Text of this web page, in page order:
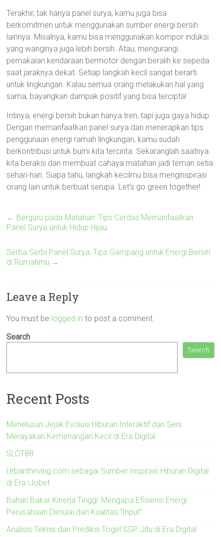
Terakhir, tak hanya panel surya, kamu juga bisa
berkomitmen untuk menggunakan sumber energi bersih
lainnya. Misalnya, kamu bisa menggunakan kompor induksi
yang wanginya juga lebih bersih. Atau, mengurangi
pemakaian kendaraan bermotor dengan beralih ke sepeda
saat jaraknya dekat. Setiap langkah kecil sangat berarti
untuk lingkungan. Kalau semua orang melakukan hal yang
sama, bayangkan dampak positif yang bisa tercipta!
Intinya, energi bersih bukan hanya tren, tapi juga gaya hidup.
Dengan memanfaatkan panel surya dan menerapkan tips
penggunaan energi ramah lingkungan, kamu sudah
berkontribusi untuk bumi kita tercinta. Sekaranglah saatnya
kita beraksi dan membuat cahaya matahari jadi teman setia
sehari-hari. Siapa tahu, langkah kecilmu bisa menginspirasi
orang lain untuk berbuat serupa. Let’s go green together!
← Berguru pada Matahari: Tips Cerdas Memanfaatkan
Panel Surya untuk Hidup Hijau
Serba Serbi Panel Surya: Tips Gampang untuk Energi Bersih
di Rumahmu →
Leave a Reply
You must be logged in to post a comment.
Search
Search
Recent Posts
Menelusuri Jejak Evolusi Hiburan Interaktif dan Seni
Merayakan Kemenangan Kecil di Era Digital
SLOT88
Urbanthriving.com sebagai Sumber Inspirasi Hiburan Digital
di Era iJobet
Bahan Bakar Kinerja Tinggi: Mengapa Efisiensi Energi
Perusahaan Dimulai dari Kualitas “Input”
Analisis Teknis dan Prediksi Togel SGP Jitu di Era Digital